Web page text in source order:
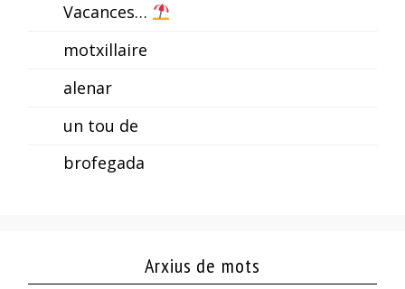
Vacances…
motxillaire
alenar
un tou de
brofegada
Arxius de mots